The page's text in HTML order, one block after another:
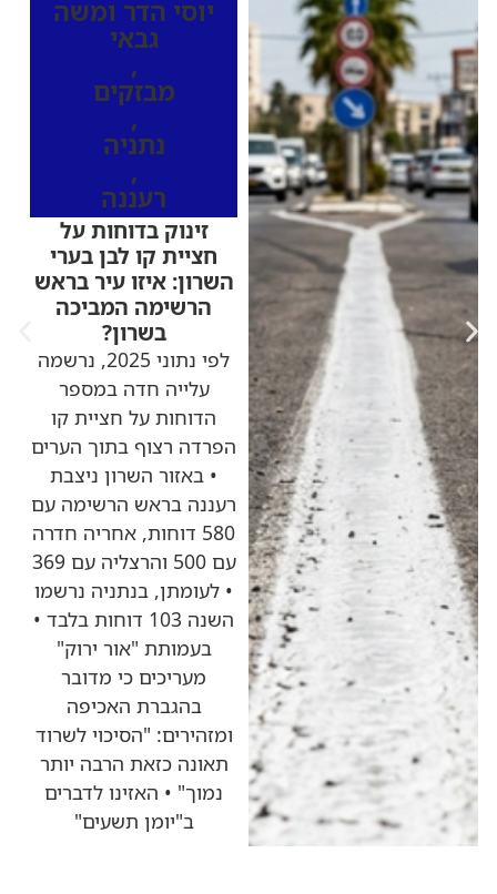
יוסי הדר ומשה
גבאי
,
מבזקים
,
נתניה
,
רעננה
זינוק בדוחות על
חציית קו לבן בערי
השרון: איזו עיר בראש
הרשימה המביכה
בשרון?
לפי נתוני 2025, נרשמה
עלייה חדה במספר
הדוחות על חציית קו
הפרדה רצוף בתוך הערים
• באזור השרון ניצבת
רעננה בראש הרשימה עם
580 דוחות, אחריה חדרה
עם 500 והרצליה עם 369
• לעומתן, בנתניה נרשמו
השנה 103 דוחות בלבד •
בעמותת "אור ירוק"
מעריכים כי מדובר
בהגברת האכיפה
ומזהירים: "הסיכוי לשרוד
תאונה כזאת הרבה יותר
נמוך" • האזינו לדברים
ב"יומן תשעים"